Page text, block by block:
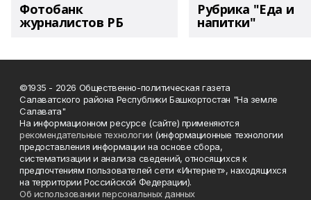
Фотобанк
журналистов РБ
Рубрика "Еда и
напитки"
©1935 - 2026 Общественно-политическая газета
Салаватского района Республики Башкортостан "На земле
Салавата"
На информационном ресурсе (сайте) применяются
рекомендательные технологии (информационные технологии
предоставления информации на основе сбора,
систематизации и анализа сведений, относящихся к
предпочтениям пользователей сети «Интернет», находящихся
на территории Российской Федерации).
Об использовании персональных данных